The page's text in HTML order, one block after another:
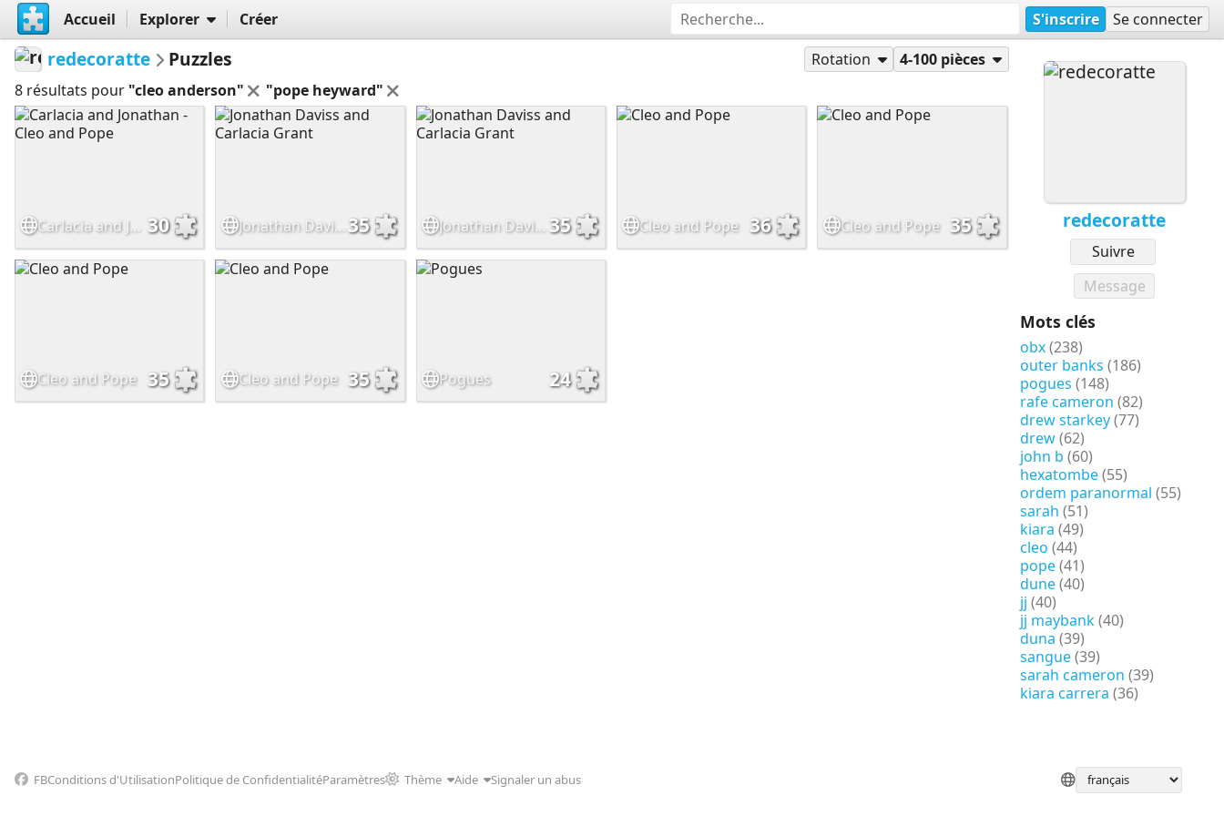
Accueil Explorer Créer S'inscrire Se connecter
redecoratte
Suivre
Message
Mots clés
obx(238)
outer banks (186)
pogues (148)
rafe cameron (82)
drew starkey(77)
drew(62)
john b (60)
hexatombe(55)
ordem paranormal (55)
sarah (51)
kiara (49)
cleo (44)
pope(41)
dune(40)
jj (40)
jj maybank(40)
duna (39)
sangue(39)
sarah cameron (39)
kiara carrera (36)
redecoratte Puzzles Rotation
4-100 pièces
8 résultats pour "cleo anderson" "pope heyward"
Carlacia and Jonathan - Cleo and Pope 30 Jonathan Daviss and Carlacia Grant 35 Jonathan Daviss and Carlacia Grant 35 Cleo and Pope 36 Cleo and Pope 35
Cleo and Pope 35 Cleo and Pope 35 Pogues 24
FBConditions d'UtilisationPolitique de ConfidentialitéParamètres Thème Aide Signaler un abus